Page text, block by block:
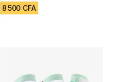
8 500 CFA